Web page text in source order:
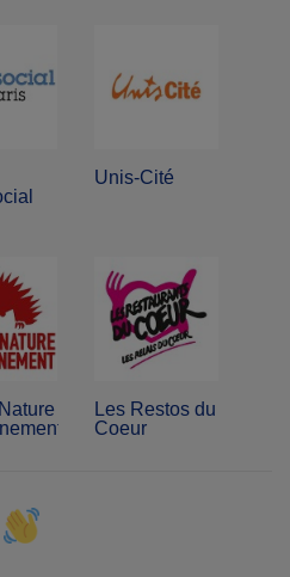
Unis-Cité
Les Restos du
Coeur